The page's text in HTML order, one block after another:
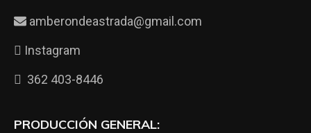
amberondeastrada@gmail.com
Instagram
362 403-8446
PRODUCCIÓN GENERAL: